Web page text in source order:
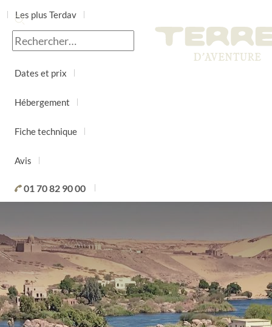
Les plus Terdav
Jour par jour
Dates et prix
Hébergement
Fiche technique
Avis
01 70 82 90 00